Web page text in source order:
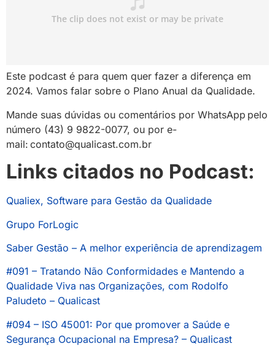
Este podcast é para quem quer fazer a diferença em
2024. Vamos falar sobre o Plano Anual da Qualidade.
Mande suas dúvidas ou comentários por WhatsApp pelo
número (43) 9 9822-0077, ou por e-
mail: contato@qualicast.com.br
Links citados no Podcast:
Qualiex, Software para Gestão da Qualidade
Grupo ForLogic
Saber Gestão – A melhor experiência de aprendizagem
#091 – Tratando Não Conformidades e Mantendo a
Qualidade Viva nas Organizações, com Rodolfo
Paludeto – Qualicast
#094 – ISO 45001: Por que promover a Saúde e
Segurança Ocupacional na Empresa? – Qualicast